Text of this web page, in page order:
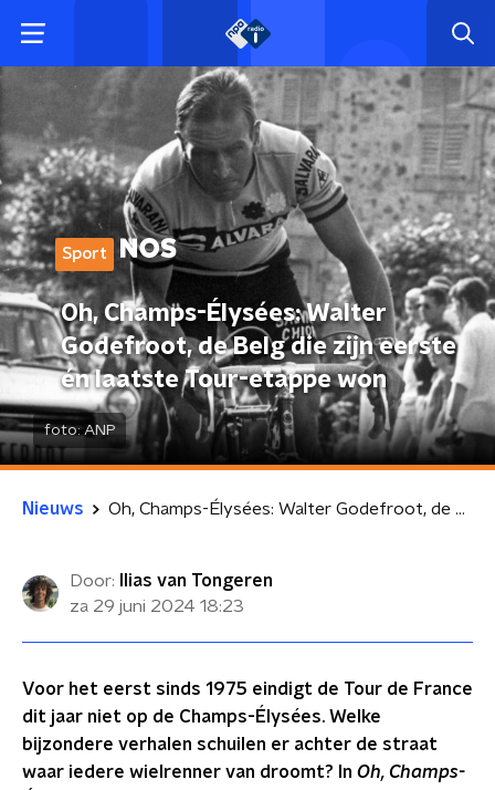
Sport
Oh, Champs-Élysées: Walter
Godefroot, de Belg die zijn eerste
én laatste Tour-etappe won
foto:ANP
Nieuws Oh, Champs-Élysées: Walter Godefroot, de Belg die zijn eerste én laatste Tour-etappe won
Door:
Ilias van Tongeren
za 29 juni 2024 18:23
Voor het eerst sinds 1975 eindigt de Tour de France
dit jaar niet op de Champs-Élysées. Welke
bijzondere verhalen schuilen er achter de straat
waar iedere wielrenner van droomt? In Oh, Champs-